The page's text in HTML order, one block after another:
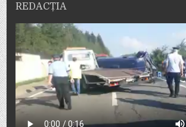
REDACȚIA